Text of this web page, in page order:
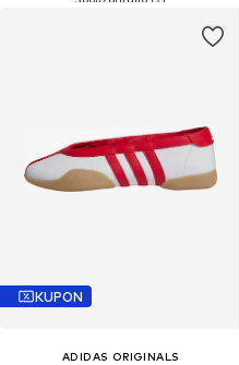
KUPON
ADIDAS ORIGINALS